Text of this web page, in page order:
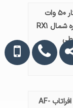
لاین نوری روکار 50 وات
SMD+COB ستاره شمال RX1
لاین نوری روکار افراتاب AF-